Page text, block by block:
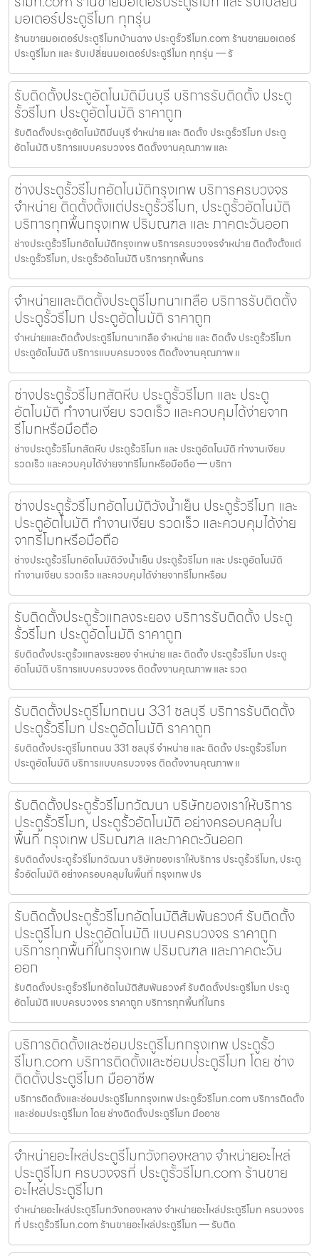
มอเตอร์ประตูรีโมท ทุกรุ่น
ร้านขายมอเตอร์ประตูรีโมทบ้านฉาง ประตูรั้วรีโมท.com ร้านขายมอเตอร์
ประตูรีโมท และ รับเปลี่ยนมอเตอร์ประตูรีโมท ทุกรุ่น — รั
รับติดตั้งประตูอัตโนมัติมีนบุรี บริการรับติดตั้ง ประตู
รั้วรีโมท ประตูอัตโนมัติ ราคาถูก
รับติดตั้งประตูอัตโนมัติมีนบุรี จำหน่าย และ ติดตั้ง ประตูรั้วรีโมท ประตู
อัตโนมัติ บริการแบบครบวงจร ติดตั้งงานคุณภาพ และ
ช่างประตูรั้วรีโมทอัตโนมัติกรุงเทพ บริการครบวงจร
จำหน่าย ติดตั้งตั้งแต่ประตูรั้วรีโมท, ประตูรั้วอัตโนมัติ
บริการทุกพื้นกรุงเทพ ปริมณฑล และ ภาคตะวันออก
ช่างประตูรั้วรีโมทอัตโนมัติกรุงเทพ บริการครบวงจรจำหน่าย ติดตั้งตั้งแต่
ประตูรั้วรีโมท, ประตูรั้วอัตโนมัติ บริการทุกพื้นกร
จำหน่ายและติดตั้งประตูรีโมทนาเกลือ บริการรับติดตั้ง
ประตูรั้วรีโมท ประตูอัตโนมัติ ราคาถูก
จำหน่ายและติดตั้งประตูรีโมทนาเกลือ จำหน่าย และ ติดตั้ง ประตูรั้วรีโมท
ประตูอัตโนมัติ บริการแบบครบวงจร ติดตั้งงานคุณภาพ แ
ช่างประตูรั้วรีโมทสัตหีบ ประตูรั้วรีโมท และ ประตู
อัตโนมัติ ทำงานเงียบ รวดเร็ว และควบคุมได้ง่ายจาก
รีโมทหรือมือถือ
ช่างประตูรั้วรีโมทสัตหีบ ประตูรั้วรีโมท และ ประตูอัตโนมัติ ทำงานเงียบ
รวดเร็ว และควบคุมได้ง่ายจากรีโมทหรือมือถือ — บริกา
ช่างประตูรั้วรีโมทอัตโนมัติวังน้ำเย็น ประตูรั้วรีโมท และ
ประตูอัตโนมัติ ทำงานเงียบ รวดเร็ว และควบคุมได้ง่าย
จากรีโมทหรือมือถือ
ช่างประตูรั้วรีโมทอัตโนมัติวังน้ำเย็น ประตูรั้วรีโมท และ ประตูอัตโนมัติ
ทำงานเงียบ รวดเร็ว และควบคุมได้ง่ายจากรีโมทหรือม
รับติดตั้งประตูรั้วแกลงระยอง บริการรับติดตั้ง ประตู
รั้วรีโมท ประตูอัตโนมัติ ราคาถูก
รับติดตั้งประตูรั้วแกลงระยอง จำหน่าย และ ติดตั้ง ประตูรั้วรีโมท ประตู
อัตโนมัติ บริการแบบครบวงจร ติดตั้งงานคุณภาพ และ รวด
รับติดตั้งประตูรีโมทถนน 331 ชลบุรี บริการรับติดตั้ง
ประตูรั้วรีโมท ประตูอัตโนมัติ ราคาถูก
รับติดตั้งประตูรีโมทถนน 331 ชลบุรี จำหน่าย และ ติดตั้ง ประตูรั้วรีโมท
ประตูอัตโนมัติ บริการแบบครบวงจร ติดตั้งงานคุณภาพ แ
รับติดตั้งประตูรั้วรีโมทวัฒนา บริษัทของเราให้บริการ
ประตูรั้วรีโมท, ประตูรั้วอัตโนมัติ อย่างครอบคลุมใน
พื้นที่ กรุงเทพ ปริมณฑล และภาคตะวันออก
รับติดตั้งประตูรั้วรีโมทวัฒนา บริษัทของเราให้บริการ ประตูรั้วรีโมท, ประตู
รั้วอัตโนมัติ อย่างครอบคลุมในพื้นที่ กรุงเทพ ปร
รับติดตั้งประตูรั้วรีโมทอัตโนมัติสัมพันธวงศ์ รับติดตั้ง
ประตูรีโมท ประตูอัตโนมัติ แบบครบวงจร ราคาถูก
บริการทุกพื้นที่ในกรุงเทพ ปริมณฑล และภาคตะวัน
ออก
รับติดตั้งประตูรั้วรีโมทอัตโนมัติสัมพันธวงศ์ รับติดตั้งประตูรีโมท ประตู
อัตโนมัติ แบบครบวงจร ราคาถูก บริการทุกพื้นที่ในกร
บริการติดตั้งและซ่อมประตูรีโมทกรุงเทพ ประตูรั้ว
รีโมท.com บริการติดตั้งและซ่อมประตูรีโมท โดย ช่าง
ติดตั้งประตูรีโมท มืออาชีพ
บริการติดตั้งและซ่อมประตูรีโมทกรุงเทพ ประตูรั้วรีโมท.com บริการติดตั้ง
และซ่อมประตูรีโมท โดย ช่างติดตั้งประตูรีโมท มืออาช
จำหน่ายอะไหล่ประตูรีโมทวังทองหลาง จำหน่ายอะไหล่
ประตูรีโมท ครบวงจรที่ ประตูรั้วรีโมท.com ร้านขาย
อะไหล่ประตูรีโมท
จำหน่ายอะไหล่ประตูรีโมทวังทองหลาง จำหน่ายอะไหล่ประตูรีโมท ครบวงจร
ที่ ประตูรั้วรีโมท.com ร้านขายอะไหล่ประตูรีโมท — รับติด